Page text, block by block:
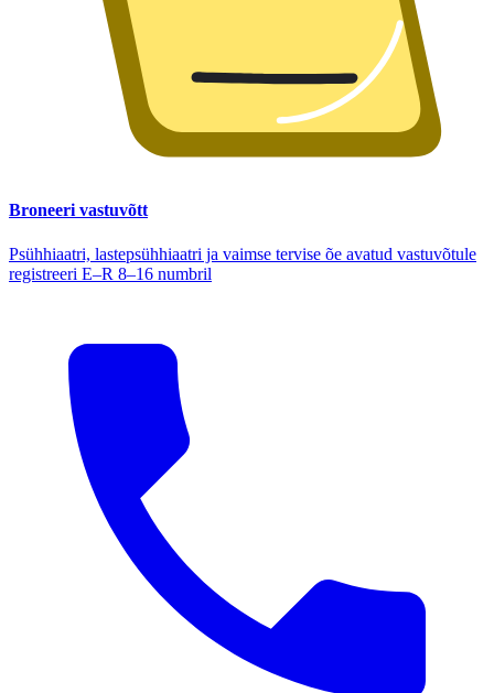
Broneeri vastuvõtt
Psühhiaatri, lastepsühhiaatri ja vaimse tervise õe avatud vastuvõtule
registreeri E–R 8–16 numbril